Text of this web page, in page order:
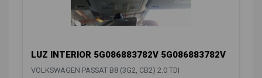
LUZ INTERIOR 5G086883782V 5G086883782V
VOLKSWAGEN PASSAT B8 (3G2, CB2) 2.0 TDI